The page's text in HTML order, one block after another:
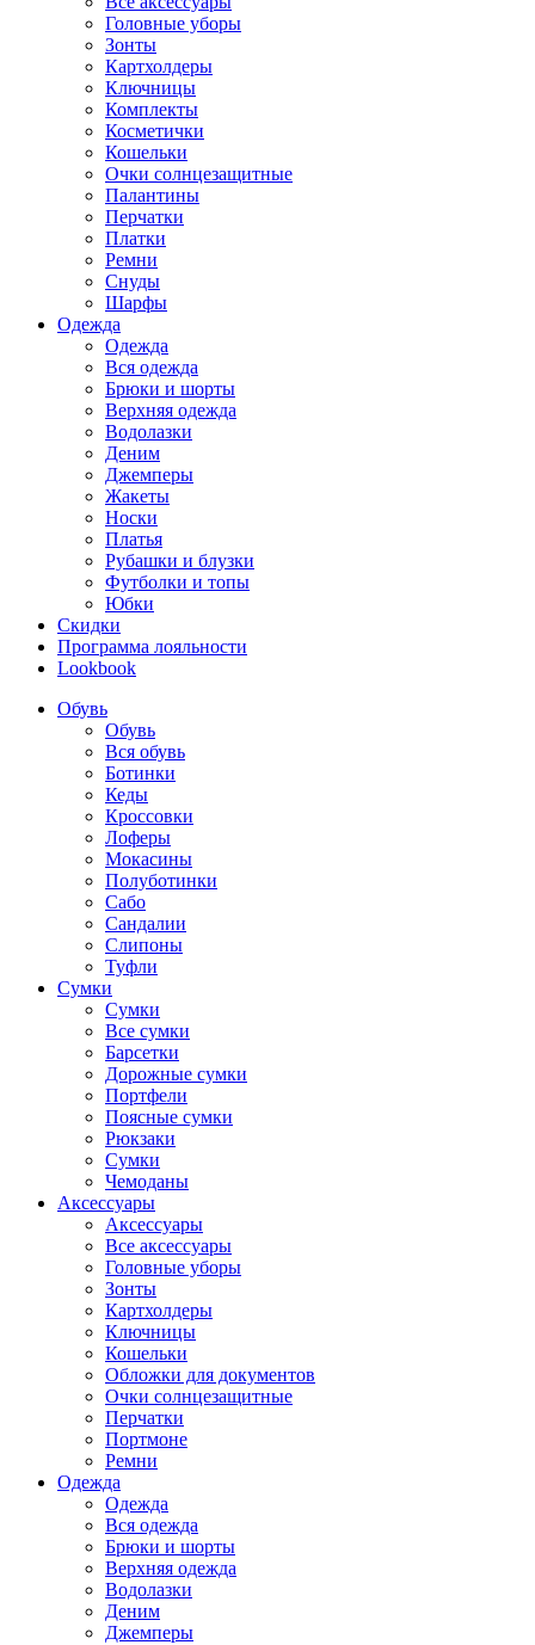
Головные уборы
Зонты
Картхолдеры
Ключницы
Комплекты
Косметички
Кошельки
Очки солнцезащитные
Палантины
Перчатки
Платки
Ремни
Снуды
Шарфы
Одежда
Одежда
Вся одежда
Брюки и шорты
Верхняя одежда
Водолазки
Деним
Джемперы
Жакеты
Носки
Платья
Рубашки и блузки
Футболки и топы
Юбки
Скидки
Программа лояльности
Lookbook
Обувь
Обувь
Вся обувь
Ботинки
Кеды
Кроссовки
Лоферы
Мокасины
Полуботинки
Сабо
Сандалии
Слипоны
Туфли
Сумки
Сумки
Все сумки
Барсетки
Дорожные сумки
Портфели
Поясные сумки
Рюкзаки
Сумки
Чемоданы
Аксессуары
Аксессуары
Все аксессуары
Головные уборы
Зонты
Картхолдеры
Ключницы
Кошельки
Обложки для документов
Очки солнцезащитные
Перчатки
Портмоне
Ремни
Одежда
Одежда
Вся одежда
Брюки и шорты
Верхняя одежда
Водолазки
Деним
Джемперы